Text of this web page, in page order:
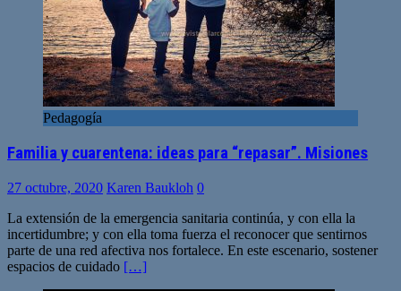
Pedagogía
Familia y cuarentena: ideas para “repasar”. Misiones
27 octubre, 2020 Karen Baukloh 0
La extensión de la emergencia sanitaria continúa, y con ella la
incertidumbre; y con ella toma fuerza el reconocer que sentirnos
parte de una red afectiva nos fortalece. En este escenario, sostener
espacios de cuidado […]